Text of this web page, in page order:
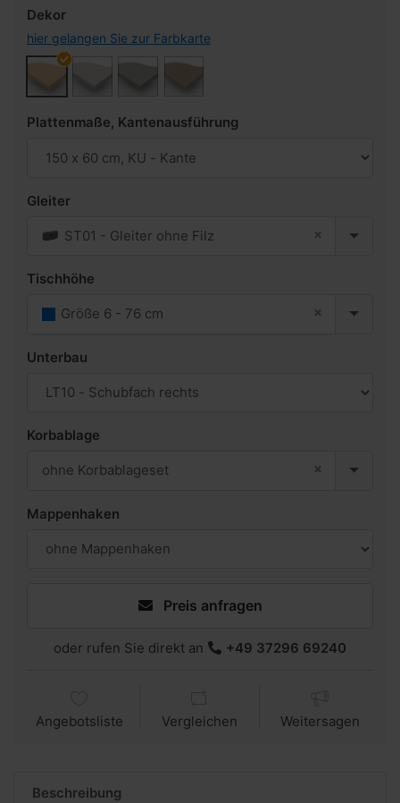
Dekor
hier gelangen Sie zur Farbkarte
Plattenmaße, Kantenausführung
Gleiter
×
ST01 - Gleiter ohne Filz
Tischhöhe
×
Größe 6 - 76 cm
Unterbau
Korbablage
×
ohne Korbablageset
Mappenhaken
Preis anfragen
oder rufen Sie direkt an +49 37296 69240
Angebotsliste Vergleichen Weitersagen
Beschreibung